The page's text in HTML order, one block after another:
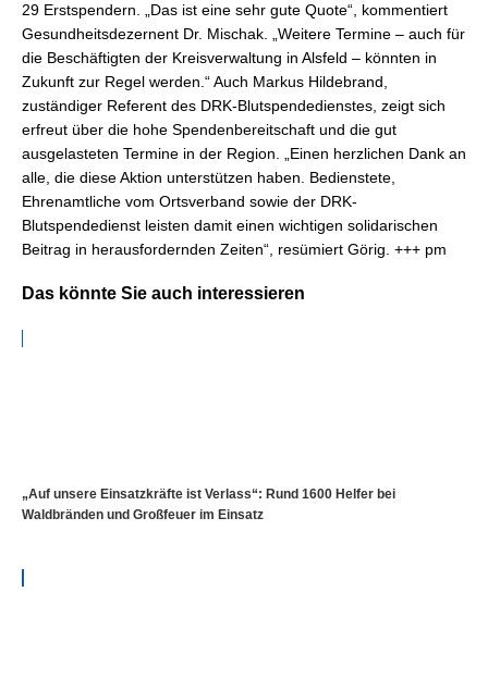
29 Erstspendern. „Das ist eine sehr gute Quote“, kommentiert
Gesundheitsdezernent Dr. Mischak. „Weitere Termine – auch für
die Beschäftigten der Kreisverwaltung in Alsfeld – könnten in
Zukunft zur Regel werden.“ Auch Markus Hildebrand,
zuständiger Referent des DRK-Blutspendedienstes, zeigt sich
erfreut über die hohe Spendenbereitschaft und die gut
ausgelasteten Termine in der Region. „Einen herzlichen Dank an
alle, die diese Aktion unterstützen haben. Bedienstete,
Ehrenamtliche vom Ortsverband sowie der DRK-
Blutspendedienst leisten damit einen wichtigen solidarischen
Beitrag in herausfordernden Zeiten“, resümiert Görig. +++ pm
Das könnte Sie auch interessieren
„Auf unsere Einsatzkräfte ist Verlass“: Rund 1600 Helfer bei
Waldbränden und Großfeuer im Einsatz